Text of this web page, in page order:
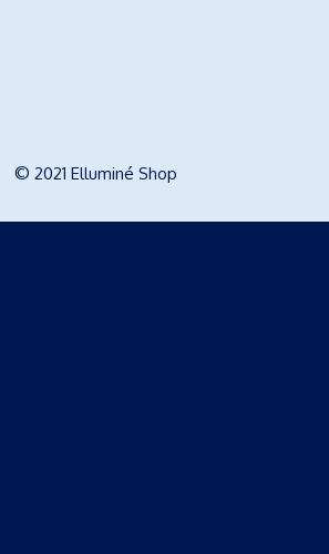
© 2021 Elluminé Shop